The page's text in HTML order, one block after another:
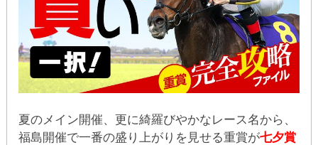
夏のメイン開催、更に綺羅びやかなレース名から、
福島開催で一番の盛り上がりを見せる重賞が七夕賞